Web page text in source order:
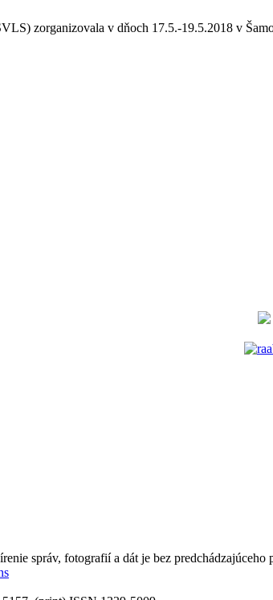
zorganizovala v dňoch 17.5.-19.5.2018 v
správ, fotografií a dát je bez predchádzajúceho